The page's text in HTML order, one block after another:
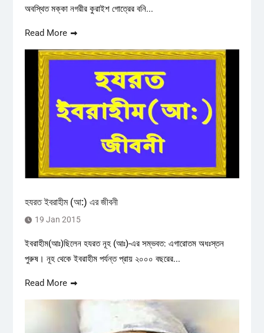
অবস্থিত মক্কা নগরীর কুরাইশ গোত্রের বনি...
Read More
হযরত ইবরাহীম (আ:) এর জীবনী
19 Jan 2015
ইবরাহীম(আঃ)ছিলেন হযরত নূহ (আঃ)-এর সম্ভবত: এগারোতম অধঃস্তন
পুরুষ। নূহ থেকে ইবরাহীম পর্যন্ত প্রায় ২০০০ বছরের...
Read More